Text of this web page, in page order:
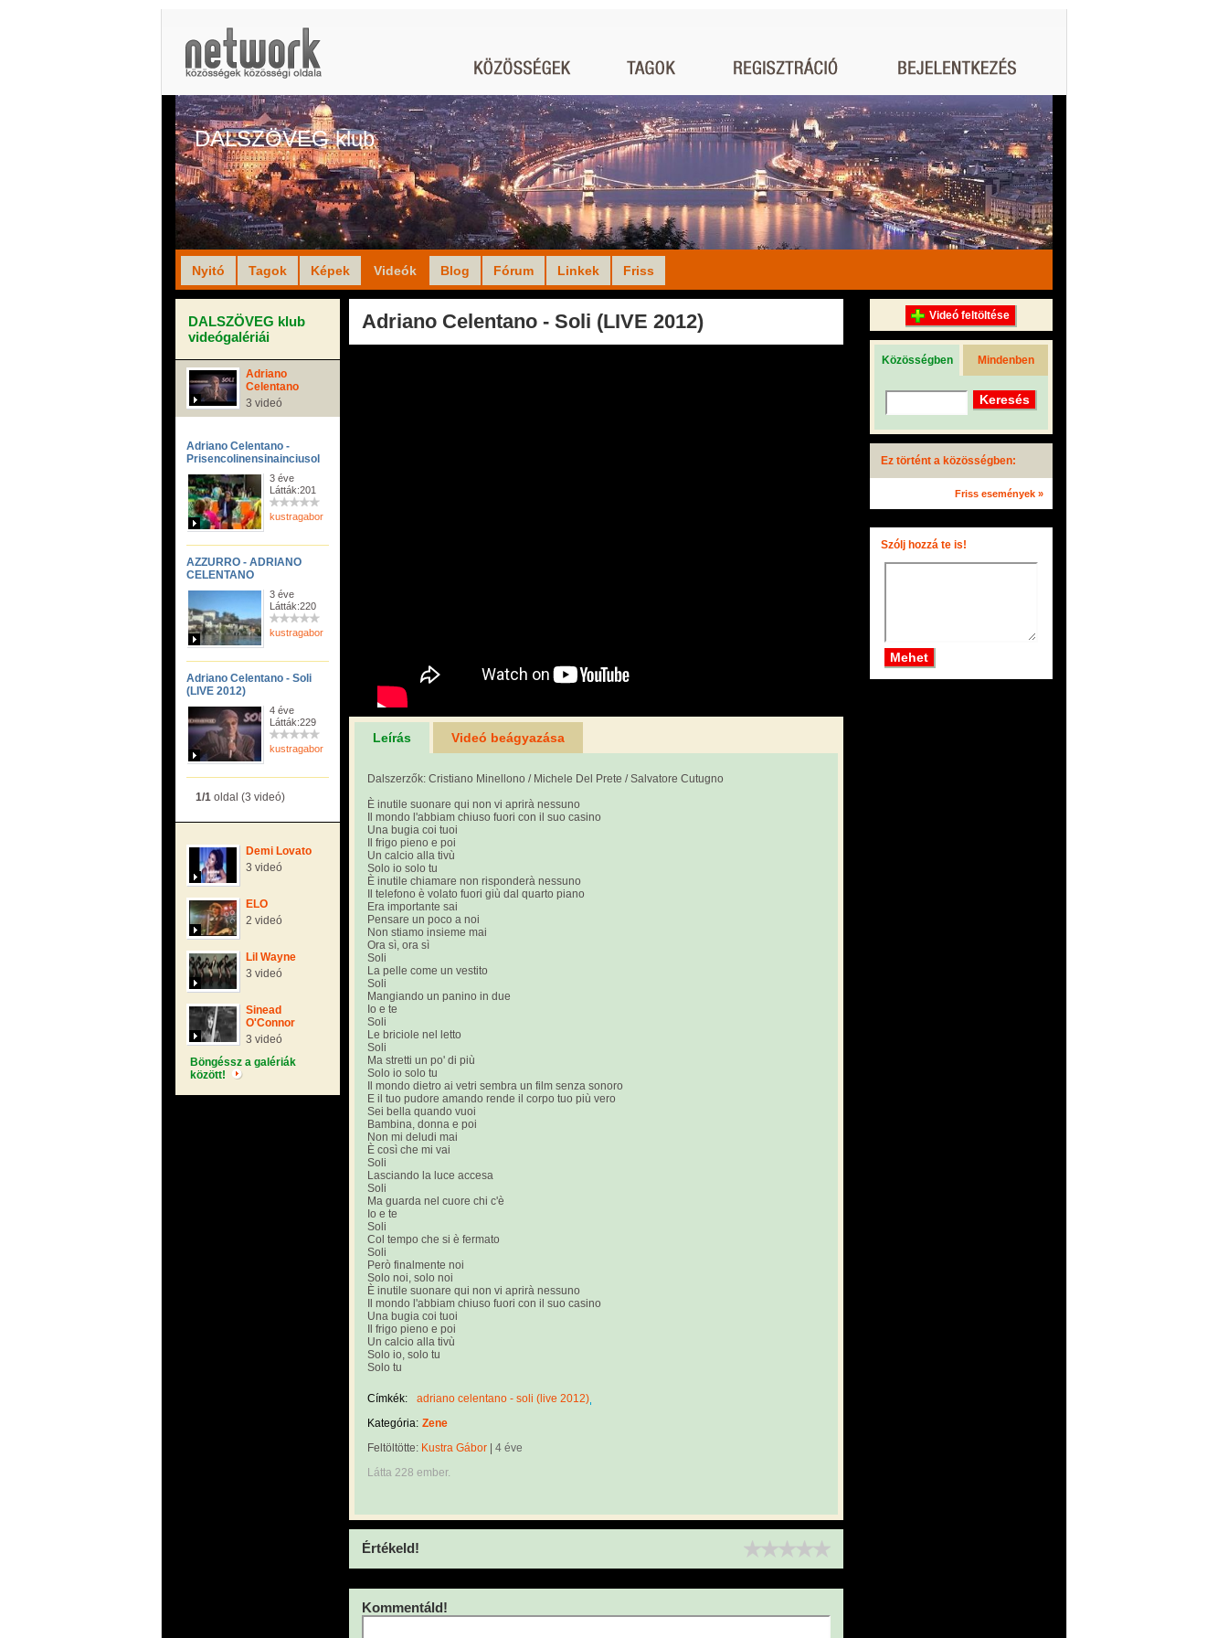
DALSZÖVEG klub
Nyitó Tagok Képek Videók Blog Fórum Linkek Friss
DALSZÖVEG klub
videógalériái
Adriano
Celentano
3 videó
Adriano Celentano -
Prisencolinensinainciusol
3 éve
Látták:201
kustragabor
AZZURRO - ADRIANO
CELENTANO
3 éve
Látták:220
kustragabor
Adriano Celentano - Soli
(LIVE 2012)
4 éve
Látták:229
kustragabor
1/1 oldal (3 videó)
Demi Lovato
3 videó
ELO
2 videó
Lil Wayne
3 videó
Sinead
O'Connor
3 videó
Böngéssz a galériák
között!
Adriano Celentano - Soli (LIVE 2012)
Leírás Videó beágyazása
Dalszerzők: Cristiano Minellono / Michele Del Prete / Salvatore Cutugno
È inutile suonare qui non vi aprirà nessuno
Il mondo l'abbiam chiuso fuori con il suo casino
Una bugia coi tuoi
Il frigo pieno e poi
Un calcio alla tivù
Solo io solo tu
È inutile chiamare non risponderà nessuno
Il telefono è volato fuori giù dal quarto piano
Era importante sai
Pensare un poco a noi
Non stiamo insieme mai
Ora sì, ora sì
Soli
La pelle come un vestito
Soli
Mangiando un panino in due
Io e te
Soli
Le briciole nel letto
Soli
Ma stretti un po' di più
Solo io solo tu
Il mondo dietro ai vetri sembra un film senza sonoro
E il tuo pudore amando rende il corpo tuo più vero
Sei bella quando vuoi
Bambina, donna e poi
Non mi deludi mai
È così che mi vai
Soli
Lasciando la luce accesa
Soli
Ma guarda nel cuore chi c'è
Io e te
Soli
Col tempo che si è fermato
Soli
Però finalmente noi
Solo noi, solo noi
È inutile suonare qui non vi aprirà nessuno
Il mondo l'abbiam chiuso fuori con il suo casino
Una bugia coi tuoi
Il frigo pieno e poi
Un calcio alla tivù
Solo io, solo tu
Solo tu
Címkék:
adriano celentano - soli (live 2012)
Kategória: Zene
Feltöltötte: Kustra Gábor
4 éve
Látta 228 ember.
Értékeld!
Kommentáld!
Videó feltöltése
Közösségben Mindenben
Ez történt a közösségben:
Friss események »
Szólj hozzá te is!